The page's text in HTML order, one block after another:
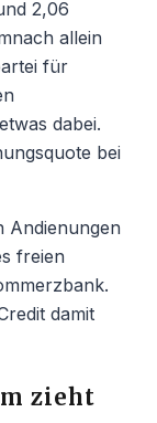
2,06
allein
für
dabei.
bei
Andienungen
freien
damit
zieht